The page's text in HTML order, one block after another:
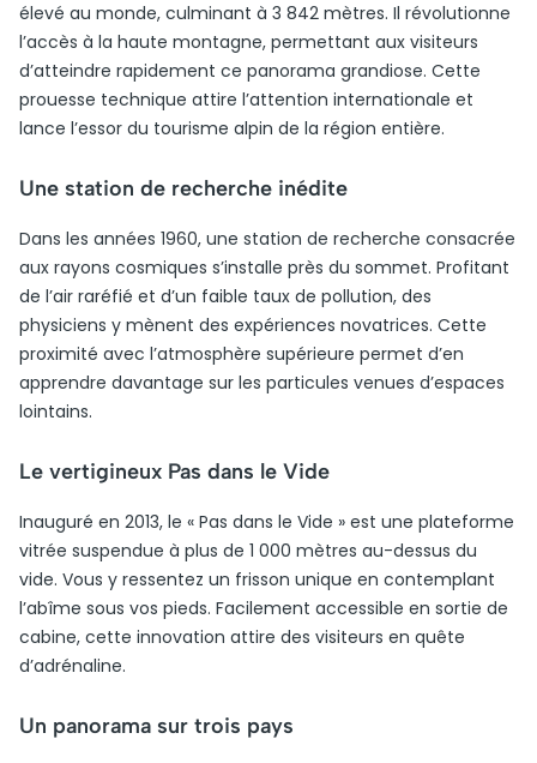
élevé au monde, culminant à 3 842 mètres. Il révolutionne
l’accès à la haute montagne, permettant aux visiteurs
d’atteindre rapidement ce panorama grandiose. Cette
prouesse technique attire l’attention internationale et
lance l’essor du tourisme alpin de la région entière.
Une station de recherche inédite
Dans les années 1960, une station de recherche consacrée
aux rayons cosmiques s’installe près du sommet. Profitant
de l’air raréfié et d’un faible taux de pollution, des
physiciens y mènent des expériences novatrices. Cette
proximité avec l’atmosphère supérieure permet d’en
apprendre davantage sur les particules venues d’espaces
lointains.
Le vertigineux Pas dans le Vide
Inauguré en 2013, le « Pas dans le Vide » est une plateforme
vitrée suspendue à plus de 1 000 mètres au-dessus du
vide. Vous y ressentez un frisson unique en contemplant
l’abîme sous vos pieds. Facilement accessible en sortie de
cabine, cette innovation attire des visiteurs en quête
d’adrénaline.
Un panorama sur trois pays